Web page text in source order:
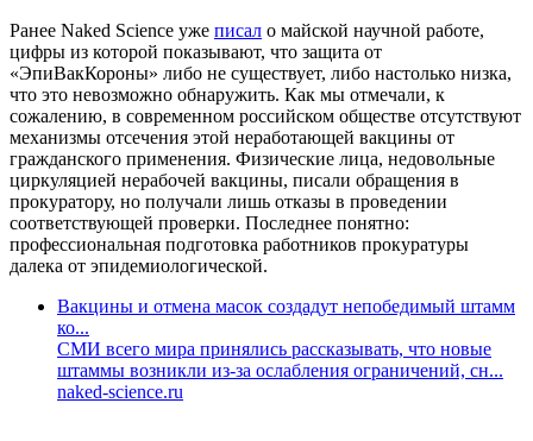
Ранее Naked Science уже писал о майской научной работе,
цифры из которой показывают, что защита от
«ЭпиВакКороны» либо не существует, либо настолько низка,
что это невозможно обнаружить. Как мы отмечали, к
сожалению, в современном российском обществе отсутствуют
механизмы отсечения этой неработающей вакцины от
гражданского применения. Физические лица, недовольные
циркуляцией нерабочей вакцины, писали обращения в
прокуратору, но получали лишь отказы в проведении
соответствующей проверки. Последнее понятно:
профессиональная подготовка работников прокуратуры
далека от эпидемиологической.
Вакцины и отмена масок создадут непобедимый штамм
ко...
СМИ всего мира принялись рассказывать, что новые
штаммы возникли из-за ослабления ограничений, сн...
naked-science.ru